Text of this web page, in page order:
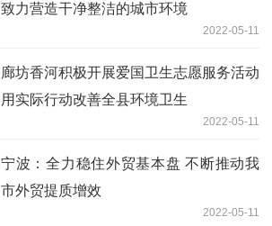
致力营造干净整洁的城市环境
2022-05-11
廊坊香河积极开展爱国卫生志愿服务活动
用实际行动改善全县环境卫生
2022-05-11
宁波：全力稳住外贸基本盘 不断推动我
市外贸提质增效
2022-05-11